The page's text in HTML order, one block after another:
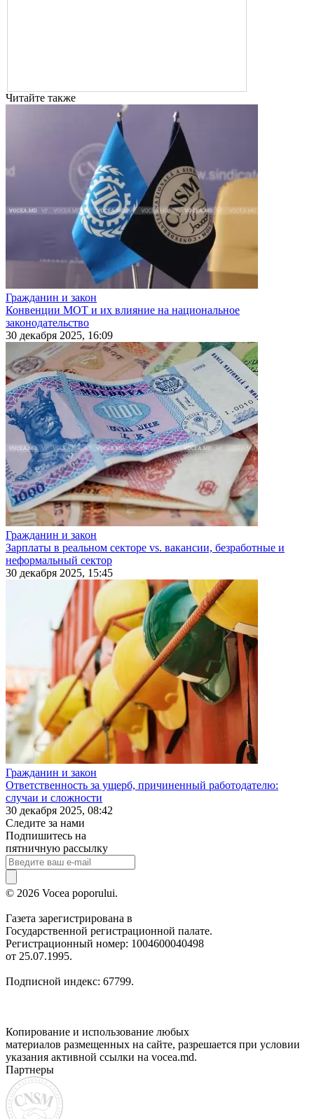
Читайте также
Гражданин и закон
Конвенции МОТ и их влияние на национальное
законодательство
30 декабря 2025, 16:09
Гражданин и закон
Зарплаты в реальном секторе vs. вакансии, безработные и
неформальный сектор
30 декабря 2025, 15:45
Гражданин и закон
Ответственность за ущерб, причиненный работодателю:
случаи и сложности
30 декабря 2025, 08:42
Следите за нами
Подпишитесь на
пятничную рассылку
© 2026 Vocea poporului.
Газета зарегистрирована в
Государственной регистрационной палате.
Регистрационный номер: 1004600040498
от 25.07.1995.
Подписной индекс: 67799.
Копирование и использование любых
материалов размещенных на сайте, разрешается при условии
указания активной ссылки на vocea.md.
Партнеры